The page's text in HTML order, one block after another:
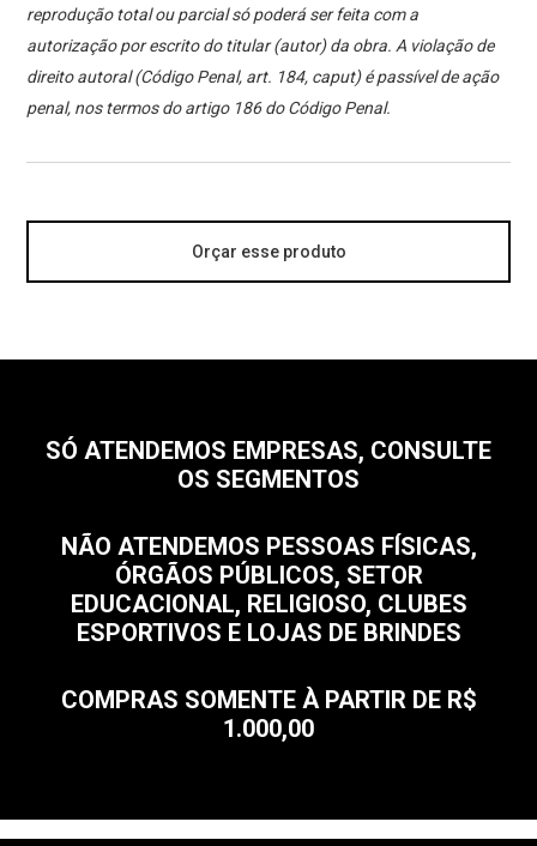
reprodução total ou parcial só poderá ser feita com a
autorização por escrito do titular (autor) da obra. A violação de
direito autoral (Código Penal, art. 184, caput) é passível de ação
penal, nos termos do artigo 186 do Código Penal.
Orçar esse produto
SÓ ATENDEMOS EMPRESAS, CONSULTE
OS SEGMENTOS
NÃO ATENDEMOS PESSOAS FÍSICAS,
ÓRGÃOS PÚBLICOS, SETOR
EDUCACIONAL, RELIGIOSO, CLUBES
ESPORTIVOS E LOJAS DE BRINDES
COMPRAS SOMENTE À PARTIR DE R$
1.000,00